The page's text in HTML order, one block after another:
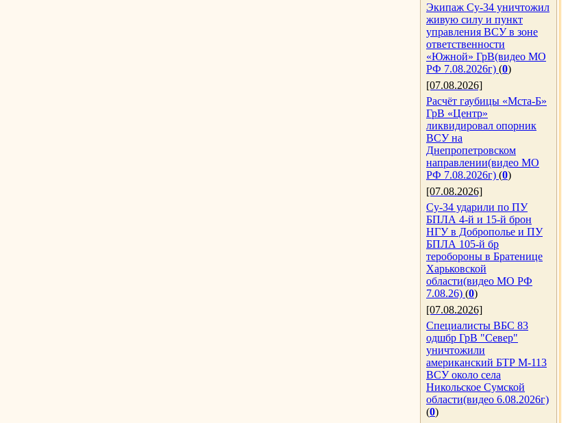
Экипаж Су-34 уничтожил
живую силу и пункт
управления ВСУ в зоне
ответственности
«Южной» ГрВ(видео МО
РФ 7.08.2026г) (0)
[07.08.2026]
Расчёт гаубицы «Мста-Б»
ГрВ «Центр»
ликвидировал опорник
ВСУ на
Днепропетровском
направлении(видео МО
РФ 7.08.2026г) (0)
[07.08.2026]
Су-34 ударили по ПУ
БПЛА 4-й и 15-й брон
НГУ в Доброполье и ПУ
БПЛА 105-й бр
теробороны в Братенице
Харьковской
области(видео МО РФ
7.08.26) (0)
[07.08.2026]
Специалисты ВБС 83
одшбр ГрВ "Север"
уничтожили
американский БТР М-113
ВСУ около села
Никольское Сумской
области(видео 6.08.2026г)
(0)